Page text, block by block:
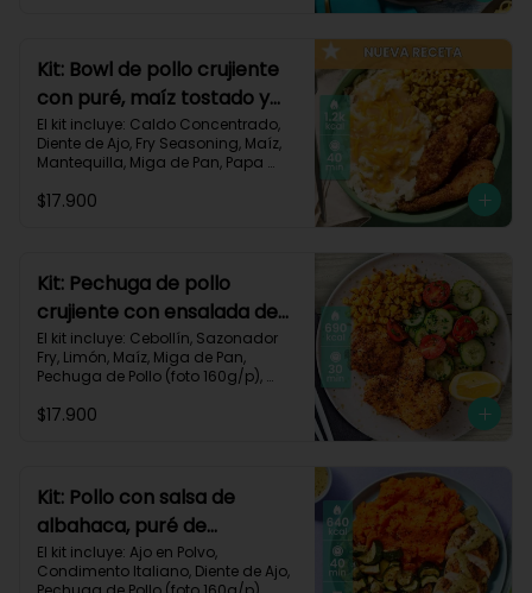
Kit: Bowl de pollo crujiente
con puré, maíz tostado y
queso monterey-140
El kit incluye: Caldo Concentrado,
Diente de Ajo, Fry Seasoning, Maíz,
Mantequilla, Miga de Pan, Papa
160g/p), Queso Monterey Jack, Sour
Grasas 62g | Proteínas 49g
$17.900
Kit: Pechuga de pollo
crujiente con ensalada de
pepino y maíz-8
El kit incluye: Cebollín, Sazonador
Fry, Limón, Maíz, Miga de Pan,
Pechuga de Pollo (foto 160g/p),
Cherry y Receta Impresa.
$17.900
Kit: Pollo con salsa de
albahaca, puré de
zanahorias y zucchini-85
El kit incluye: Ajo en Polvo,
Condimento Italiano, Diente de Ajo,